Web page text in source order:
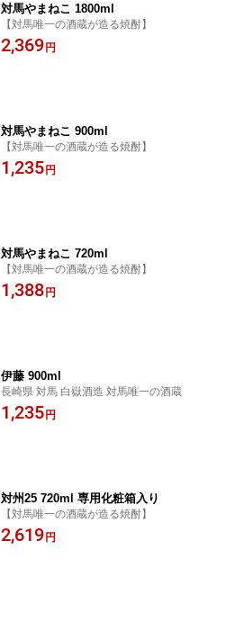
対馬やまねこ 1800ml
【対馬唯一の酒蔵が造る焼酎】
2,369 円
対馬やまねこ 900ml
【対馬唯一の酒蔵が造る焼酎】
1,235 円
対馬やまねこ 720ml
【対馬唯一の酒蔵が造る焼酎】
1,388 円
伊藤 900ml
長崎県 対馬 白嶽酒造 対馬唯一の酒蔵
1,235 円
対州25 720ml 専用化粧箱入り
【対馬唯一の酒蔵が造る焼酎】
2,619 円